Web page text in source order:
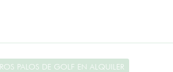
PALOS DE GOLF EN ALQUILER